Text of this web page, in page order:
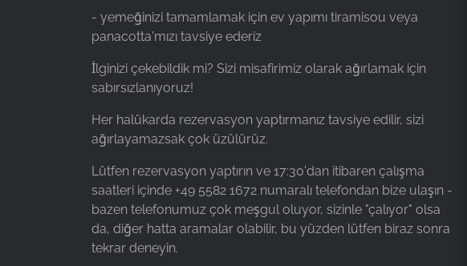
- yemeğinizi tamamlamak için ev yapımı tiramisou veya
panacotta'mızı tavsiye ederiz
İlginizi çekebildik mi? Sizi misafirimiz olarak ağırlamak için
sabırsızlanıyoruz!
Her halükarda rezervasyon yaptırmanız tavsiye edilir, sizi
ağırlayamazsak çok üzülürüz.
Lütfen rezervasyon yaptırın ve 17:30'dan itibaren çalışma
saatleri içinde +49 5582 1672 numaralı telefondan bize ulaşın -
bazen telefonumuz çok meşgul oluyor, sizinle "çalıyor" olsa
da, diğer hatta aramalar olabilir, bu yüzden lütfen biraz sonra
tekrar deneyin.
Google Analytics
Name:
_ga, _gid, _gac_gb_
Google LLC
Web sitesi kullanımına ilişkin
istatistiklerin toplanması
24 saat - 2 yıl